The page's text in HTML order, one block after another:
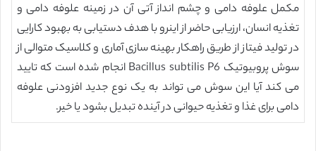
مکمل علوفه دامی و چشم انداز آتی آن در زمینه علوفه دامی و
تغذیه انسان، ارزیابی حاضر از اینرو با هدف دستیابی به بهبود کارایی
در تولید فیتاز از طریق راهکار بهینه سازی آماری و کلاسیک متوالی از
سوش پروبیوتیک Bacillus subtilis P6 انجام شده است که تایید
می کند آیا این سوش می تواند به یک نوع جدید افزودنی علوفه
دامی برای غذا و تغذیه حیوانی در آینده تبدیل بشود یا خیر.